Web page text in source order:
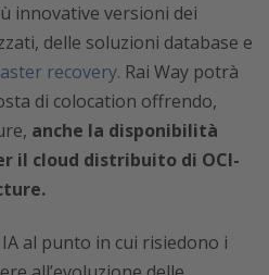
innovative versioni dei
delle soluzioni database e
recovery. Rai Way potrà
di colocation offrendo,
anche la disponibilità
il cloud distribuito di OCI-
al punto in cui risiedono i